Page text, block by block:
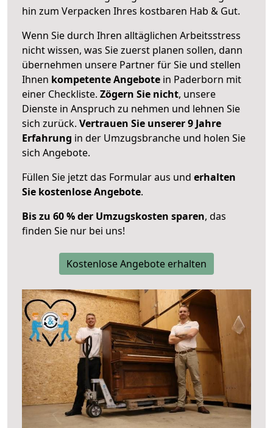
hin zum Verpacken Ihres kostbaren Hab & Gut.
Wenn Sie durch Ihren alltäglichen Arbeitsstress
nicht wissen, was Sie zuerst planen sollen, dann
übernehmen unsere Partner für Sie und stellen
Ihnen kompetente Angebote in Paderborn mit
einer Checkliste. Zögern Sie nicht, unsere
Dienste in Anspruch zu nehmen und lehnen Sie
sich zurück. Vertrauen Sie unserer 9 Jahre
Erfahrung in der Umzugsbranche und holen Sie
sich Angebote.
Füllen Sie jetzt das Formular aus und erhalten
Sie kostenlose Angebote.
Bis zu 60 % der Umzugskosten sparen, das
finden Sie nur bei uns!
Kostenlose Angebote erhalten